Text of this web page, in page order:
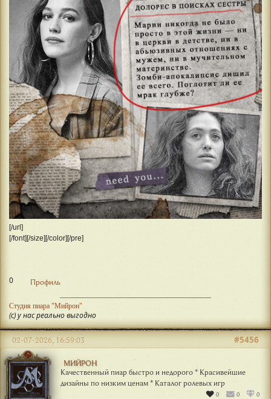
[/url]
[/font][/size][/color][/pre]
0 Профиль
Студия пиара "Мийрон"
(с) у нас реально выгодно
МИЙРОН
Качественный пиар быстро и недорого * Красивейшие
дизайны по низким ценам * Каталог ролевых игр
0 0 0
#5456
02-07-2026, 16:59:03